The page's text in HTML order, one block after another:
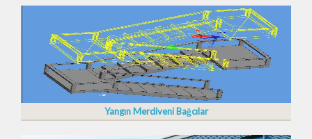
Yangın Merdiveni Bağcılar